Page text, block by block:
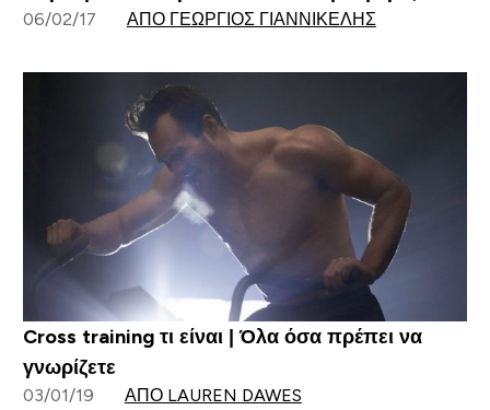
06/02/17 ΑΠΌ ΓΕΏΡΓΙΟΣ ΓΙΑΝΝΙΚΈΛΗΣ
Cross training τι είναι | Όλα όσα πρέπει να
γνωρίζετε
03/01/19 ΑΠΌ LAUREN DAWES